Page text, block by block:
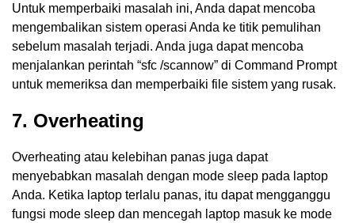
Untuk memperbaiki masalah ini, Anda dapat mencoba
mengembalikan sistem operasi Anda ke titik pemulihan
sebelum masalah terjadi. Anda juga dapat mencoba
menjalankan perintah “sfc /scannow” di Command Prompt
untuk memeriksa dan memperbaiki file sistem yang rusak.
7. Overheating
Overheating atau kelebihan panas juga dapat
menyebabkan masalah dengan mode sleep pada laptop
Anda. Ketika laptop terlalu panas, itu dapat mengganggu
fungsi mode sleep dan mencegah laptop masuk ke mode